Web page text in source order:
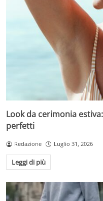
Look da cerimonia
perfetti
Redazione Luglio 31, 2026
Leggi di più